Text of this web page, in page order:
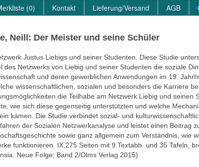
(0) Kontakt Lieferung/Versand AGB
Neill: Der Meister und seine Schüler
Justus Liebigs und seiner Studenten. Diese Studie
des Netzwerks von Liebig und seiner Studenten die soziale
und deren gewerblichen Anwendungen im 19.
wissenschaftlichen, sozialen und besonders die Karriere
die Teilhabe am Netzwerk Liebig und seinen
wie sich diese gegenseitig unterstützten und welche
kamen. Die Studie verbindet sozial- und
der Sozialen Netzwerkanalyse und leistet einen Beitrag
sowie ganz allgemein zum Verständnis, wie
funktionieren. IX,275 Seiten mit 9 Textabb. und 35 Tafeln,
Neue Folge; Band 2/Olms Verlag 2015)